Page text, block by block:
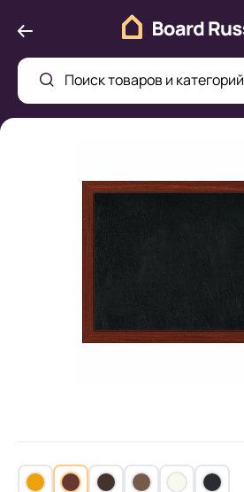
Поиск товаров и категорий